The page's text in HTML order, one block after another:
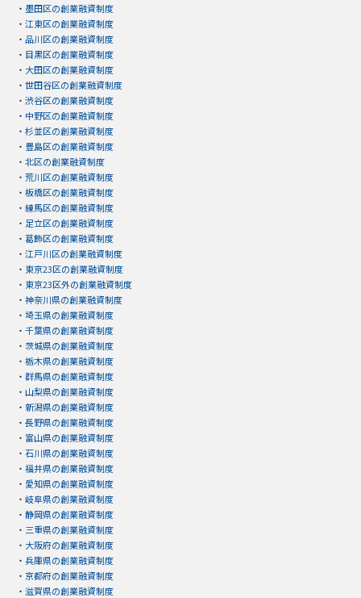
・ 墨田区の創業融資制度
・ 江東区の創業融資制度
・ 品川区の創業融資制度
・ 目黒区の創業融資制度
・ 大田区の創業融資制度
・ 世田谷区の創業融資制度
・ 渋谷区の創業融資制度
・ 中野区の創業融資制度
・ 杉並区の創業融資制度
・ 豊島区の創業融資制度
・ 北区の創業融資制度
・ 荒川区の創業融資制度
・ 板橋区の創業融資制度
・ 練馬区の創業融資制度
・ 足立区の創業融資制度
・ 葛飾区の創業融資制度
・ 江戸川区の創業融資制度
・ 東京23区の創業融資制度
・ 東京23区外の創業融資制度
・ 神奈川県の創業融資制度
・ 埼玉県の創業融資制度
・ 千葉県の創業融資制度
・ 茨城県の創業融資制度
・ 栃木県の創業融資制度
・ 群馬県の創業融資制度
・ 山梨県の創業融資制度
・ 新潟県の創業融資制度
・ 長野県の創業融資制度
・ 富山県の創業融資制度
・ 石川県の創業融資制度
・ 福井県の創業融資制度
・ 愛知県の創業融資制度
・ 岐阜県の創業融資制度
・ 静岡県の創業融資制度
・ 三重県の創業融資制度
・ 大阪府の創業融資制度
・ 兵庫県の創業融資制度
・ 京都府の創業融資制度
・ 滋賀県の創業融資制度